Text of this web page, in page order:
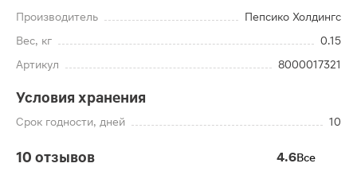
Производитель
Пепсико Холдингс
Вес, кг
0.15
Артикул
8000017321
Условия хранения
Срок годности, дней 10
10 отзывов 4.6Все